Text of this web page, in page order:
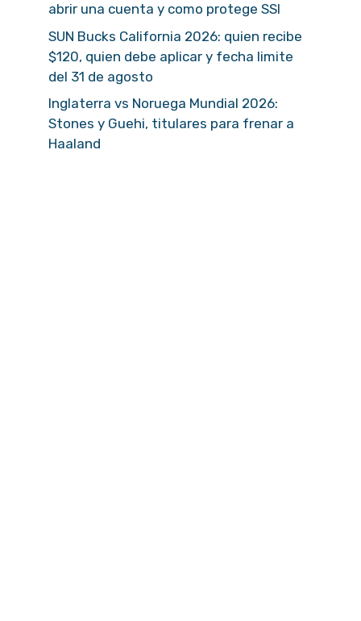
abrir una cuenta y como protege SSI
SUN Bucks California 2026: quien recibe
$120, quien debe aplicar y fecha limite
del 31 de agosto
Inglaterra vs Noruega Mundial 2026:
Stones y Guehi, titulares para frenar a
Haaland